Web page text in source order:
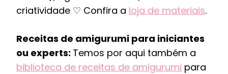
criatividade ♡ Confira a loja de materiais.
Receitas de amigurumi para iniciantes
ou experts: Temos por aqui também a
biblioteca de receitas de amigurumi para